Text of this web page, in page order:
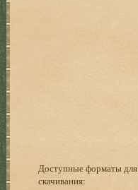
Доступные форматы для
скачивания: